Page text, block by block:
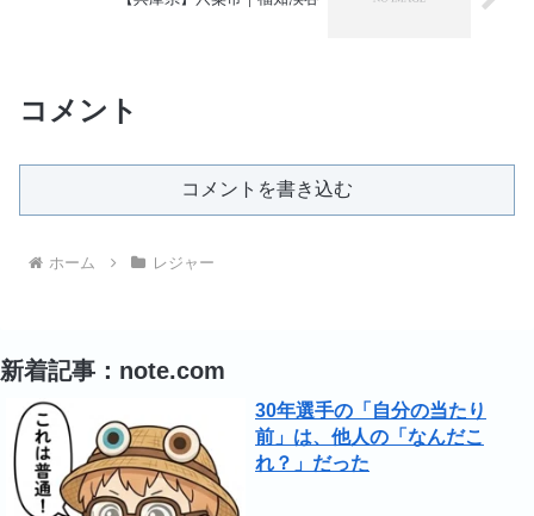
コメント
コメントを書き込む
ホーム レジャー
新着記事：note.com
30年選手の「自分の当たり
前」は、他人の「なんだこ
れ？」だった